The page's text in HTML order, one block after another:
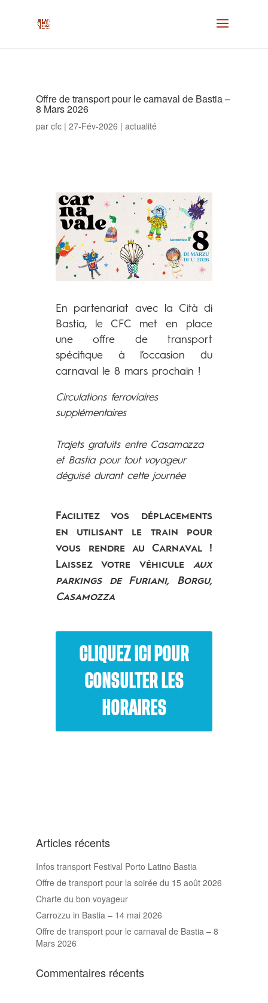
Offre de transport pour le carnaval de Bastia –
8 Mars 2026
par cfc| 27-Fév-2026 | actualité
En partenariat avec la Cità di
Bastia, le CFC met en place
une offre de transport
spécifique à l’occasion du
carnaval le 8 mars prochain !
Circulations ferroviaires
supplémentaires
Trajets gratuits entre Casamozza
et Bastia pour tout voyageur
déguisé durant cette journée
Facilitez vos déplacements
en utilisant le train pour
vous rendre au Carnaval !
Laissez votre véhiculeaux
parkings de Furiani, Borgu,
Casamozza
CLIQUEZ ICI POUR
CONSULTER LES
HORAIRES
Articles récents
Infos transport Festival Porto Latino Bastia
Offre de transport pour la soirée du 15 août 2026
Charte du bon voyageur
Carrozzu in Bastia – 14 mai 2026
Offre de transport pour le carnaval de Bastia – 8
Mars 2026
Commentaires récents